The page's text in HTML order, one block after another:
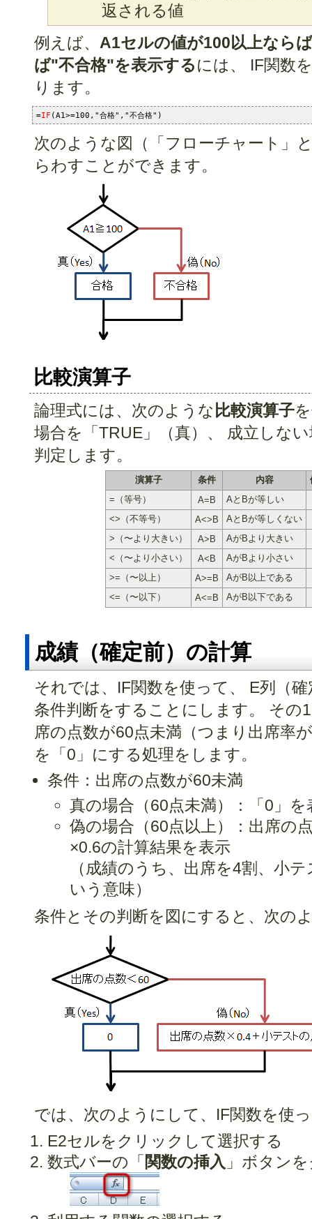
返される値
例えば、 A1セルの値が100以上なら
ば"不合格"を表示するには、 IF関数
ります。
=IF (A1>=100,"合格","不合格")
次のような図（「フローチャート」
らわすことができます。
比較演算子
論理式には、次のような 比較演算子
場合を「TRUE」（真）、 成立しな
判定します。
演算子 条件 内容
=（等号）
A=B
AとBが等しい
<>（不等号）
A<>B
AとBが等しくない
>（〜より大きい）
A>B
AがBより大きい
<（〜より小さい）
A<B
AがBより小さい
>=（〜以上）
A>=B
AがB以上である
<=（〜以下）
A<=B AがB以下である
成績（確定前）の計算
それでは、IF関数を使って、 E列（
条件判断をすることにします。 その
席の点数が60点未満（つまり出席率
を「0」にする処理をします。
条件：出席の点数が60未満
真の場合（60点未満）：「0」を
偽の場合（60点以上）：出席の
×0.6の計算結果を表示
（成績のうち、出席を4割、小
いう意味）
条件とその判断を図にすると、次の
では、次のようにして、IF関数を使
E2セルをクリックして選択する
数式バーの「関数の挿入 」ボタン